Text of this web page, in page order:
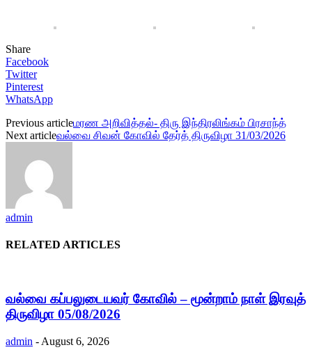
Share
Facebook
Twitter
Pinterest
WhatsApp
Previous articleமரண அறிவித்தல்- திரு இந்திரலிங்கம் பிரசாந்த்
Next articleவல்வை சிவன் கோவில் தேர்த் திருவிழா 31/03/2026
admin
RELATED ARTICLES
வல்வை கப்பலுடையவர் கோவில் – மூன்றாம் நாள் இரவுத்
திருவிழா 05/08/2026
admin - August 6, 2026